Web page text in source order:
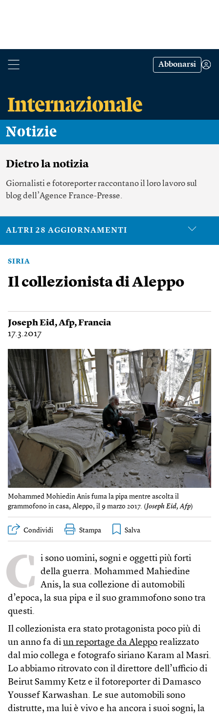
Abbonarsi
Notizie
Dietro la notizia
Giornalisti e fotoreporter raccontano il loro lavoro sul
blog dell’Agence France-Presse.
ALTRI 28 AGGIORNAMENTI
SIRIA
Il collezionista di Aleppo
Joseph Eid,Afp,Francia
17.3.2017
Mohammed Mohiedin Anis fuma la pipa mentre ascolta il
grammofono in casa, Aleppo, il 9 marzo 2017. (Joseph Eid, Afp)
Condividi Stampa
C
i sono uomini, sogni e oggetti più forti
della guerra. Mohammed Mahiedine
Anis, la sua collezione di automobili
d’epoca, la sua pipa e il suo grammofono sono tra
questi.
Il collezionista era stato protagonista poco più di
un anno fa di un reportage da Aleppo realizzato
dal mio collega e fotografo siriano Karam al Masri.
Lo abbiamo ritrovato con il direttore dell’ufficio di
Beirut Sammy Ketz e il fotoreporter di Damasco
Youssef Karwashan. Le sue automobili sono
distrutte, ma lui è vivo e ha ancora i suoi sogni, la